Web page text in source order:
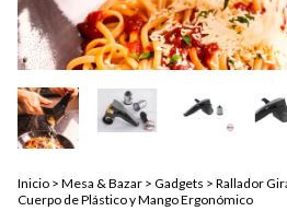
Inicio > Mesa & Bazar > Gadgets > Rallador
Cuerpo de Plástico y Mango Ergonómico